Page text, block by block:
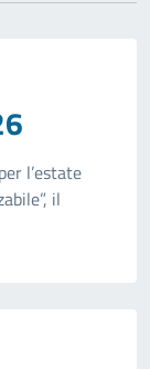
l’estate
il